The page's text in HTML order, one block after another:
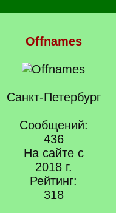
Offnames
Санкт-Петербург
Сообщений:
436
На сайте с
2018 г.
Рейтинг:
318